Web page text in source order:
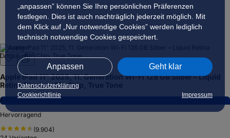
„anpassen” können Sie Ihre persönlichen Präferenzen
festlegen. Dies ist auch nachträglich jederzeit möglich. Mit
dem Klick auf „Nur notwendige Cookies” werden lediglich
technisch notwendige Cookies gespeichert.
Anpassen Geht klar
Datenschutzerklärung
Cookierichtlinie
Impressum
Testsieger
Apple iPad 11" 2025, 11. Generation Wi-Fi 128 GB Silber – Liquid
Retina Display, A16 Chip, True Tone
8,7
Hervorragend
(9.904)